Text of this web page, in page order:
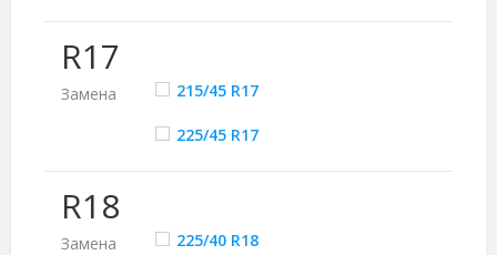
R17
Замена 215/45 R17
225/45 R17
R18
Замена 225/40 R18